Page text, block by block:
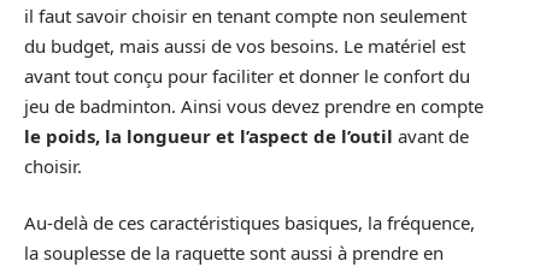
il faut savoir choisir en tenant compte non seulement
du budget, mais aussi de vos besoins. Le matériel est
avant tout conçu pour faciliter et donner le confort du
jeu de badminton. Ainsi vous devez prendre en compte
le poids, la longueur et l’aspect de l’outil avant de
choisir.
Au-delà de ces caractéristiques basiques, la fréquence,
la souplesse de la raquette sont aussi à prendre en